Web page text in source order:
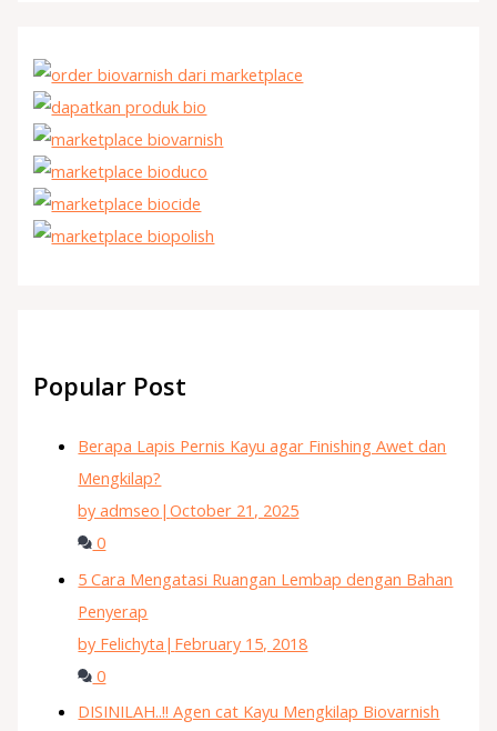
Popular Post
Berapa Lapis Pernis Kayu agar Finishing Awet dan
Mengkilap?
by admseo |October 21, 2025
0
5 Cara Mengatasi Ruangan Lembap dengan Bahan
Penyerap
by Felichyta | February 15, 2018
0
DISINILAH..!! Agen cat Kayu Mengkilap Biovarnish